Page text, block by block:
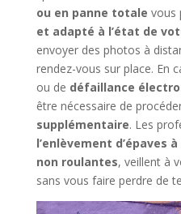
ou en panne totale vous
et adapté à l’état de
envoyer des photos à
rendez-vous sur place. En
ou de défaillance
être nécessaire de
supplémentaire. Les
l’enlèvement d’épaves
non roulantes, veillent à
sans vous faire perdre de